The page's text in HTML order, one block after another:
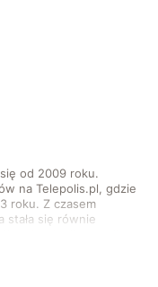
od 2009 roku.
na Telepolis.pl, gdzie
roku. Z czasem
stała się równie
też inny sprzęt